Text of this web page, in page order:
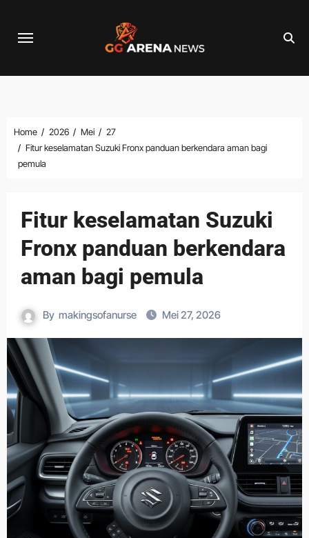
Home 2026 Mei
27
Fitur keselamatan Suzuki Fronx panduan berkendara aman bagi
pemula
Fitur keselamatan Suzuki
Fronx panduan berkendara
aman bagi pemula
By makingsofanurse Mei 27, 2026